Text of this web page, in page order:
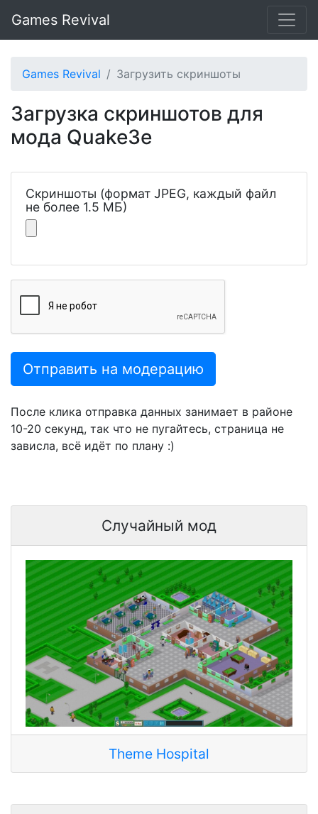
Games Revival
Games Revival Загрузить скриншоты
Загрузка скриншотов для
мода Quake3e
Скриншоты (формат JPEG, каждый файл
не более 1.5 МБ)
Отправить на модерацию
После клика отправка данных занимает в районе
10-20 секунд, так что не пугайтесь, страница не
зависла, всё идёт по плану :)
Случайный мод
Theme Hospital